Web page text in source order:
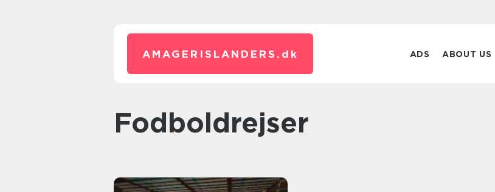
AMAGERISLANDERS. dk ADS ABOUT US
fodboldrejser